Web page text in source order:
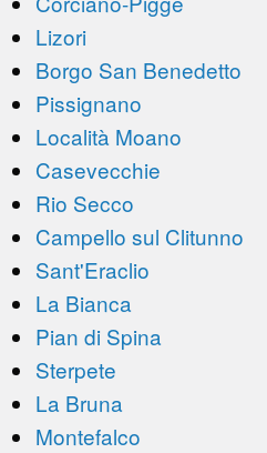
Lizori
Borgo San Benedetto
Pissignano
Località Moano
Casevecchie
Rio Secco
Campello sul Clitunno
Sant'Eraclio
La Bianca
Pian di Spina
Sterpete
La Bruna
Montefalco